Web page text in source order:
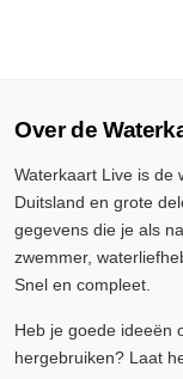
Over de
Waterkaart Live is de
Duitsland en grote
gegevens die je als
zwemmer,
Snel en compleet.
Heb je goede ideeën
hergebruiken? Laat